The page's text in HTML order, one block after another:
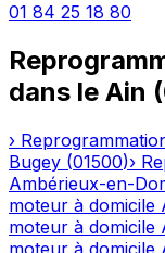
01 84 25 18 80
dans le Ain (
›
Bugey (01500)›
Ambérieux-en-
moteur à domicile
moteur à domicile